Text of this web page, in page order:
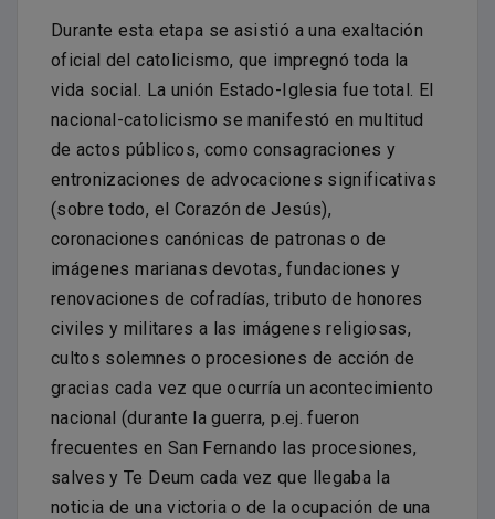
Durante esta etapa se asistió a una exaltación
oficial del catolicismo, que impregnó toda la
vida social. La unión Estado-Iglesia fue total. El
nacional-catolicismo se manifestó en multitud
de actos públicos, como consagraciones y
entronizaciones de advocaciones significativas
(sobre todo, el Corazón de Jesús),
coronaciones canónicas de patronas o de
imágenes marianas devotas, fundaciones y
renovaciones de cofradías, tributo de honores
civiles y militares a las imágenes religiosas,
cultos solemnes o procesiones de acción de
gracias cada vez que ocurría un acontecimiento
nacional (durante la guerra, p.ej. fueron
frecuentes en San Fernando las procesiones,
salves y Te Deum cada vez que llegaba la
noticia de una victoria o de la ocupación de una